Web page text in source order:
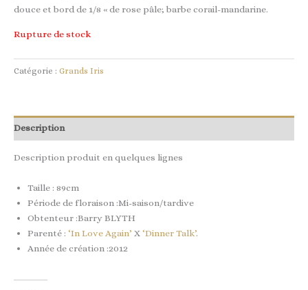
douce et bord de 1/8 « de rose pâle; barbe corail-mandarine.
Rupture de stock
Catégorie : Grands Iris
Description
Description produit en quelques lignes
Taille : 89cm
Période de floraison :Mi-saison/tardive
Obtenteur :Barry BLYTH
Parenté : ‘In Love Again’ X ‘Dinner Talk’.
Année de création :2012